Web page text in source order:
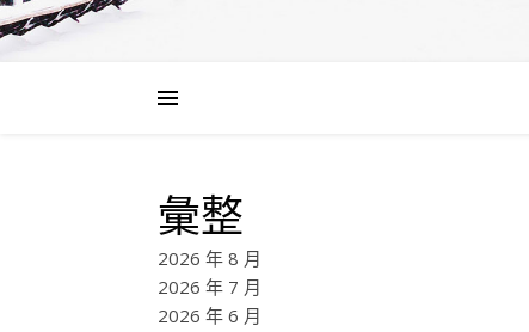
彙整
2026 年 8 月
2026 年 7 月
2026 年 6 月